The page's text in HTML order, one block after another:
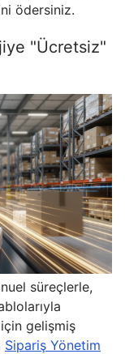
ödersiniz.
"Ücretsiz"
süreçlerle,
gelişmiş
Sipariş Yönetim